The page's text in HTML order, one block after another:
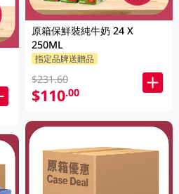
原箱保鮮裝純牛奶 24 X
250ML
指定品牌送贈品
$231.60
$110.00